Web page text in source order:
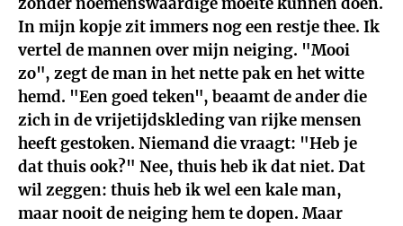
In mijn kopje zit immers nog een restje thee. Ik
vertel de mannen over mijn neiging. "Mooi
zo", zegt de man in het nette pak en het witte
hemd. "Een goed teken", beaamt de ander die
zich in de vrijetijdskleding van rijke mensen
heeft gestoken. Niemand die vraagt: "Heb je
dat thuis ook?" Nee, thuis heb ik dat niet. Dat
wil zeggen: thuis heb ik wel een kale man,
maar nooit de neiging hem te dopen. Maar